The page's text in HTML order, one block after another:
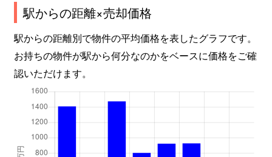
駅からの距離×売却価格
駅からの距離別で物件の平均価格を表したグラフです。
お持ちの物件が駅から何分なのかをベースに価格をご確
認いただけます。